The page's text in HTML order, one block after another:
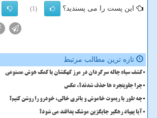
این پست را می پسندید؟ (1)
تازه ترین مطالب مرتبط
کشف سیاه چاله سرگردان در مرز کهکشان با کمک هوش مصنوعی
چرا جلوپنجره ها حذف شدند؟، عکس
چه طور با ریموت خاموش و باتری خالی، خودرو را روشن کنیم؟
آیا پهپاد رهگیر جایگزین موشک پدافند می شود؟